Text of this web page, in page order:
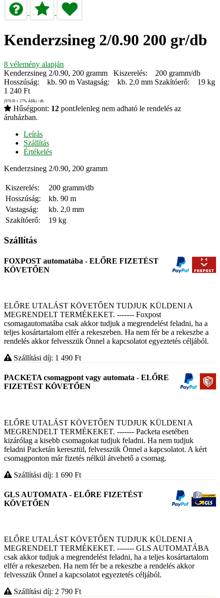
Kenderzsineg 2/0.90 200 gr/db
8 vélemény alapján
Kenderzsineg 2/0.90, 200 gramm Kiszerelés: 200 gramm/db
Hosszúság: kb. 90 m Vastagság: kb. 2,0 mm Szakítóerő: 19 kg
1 240 Ft
(976 Ft + 27% ÁFA) / db
Hűségpont: 12 pontJelenleg nem adható le rendelés az
áruházban.
Leírás
Szállítás
Értékelés
Kenderzsineg 2/0.90, 200 gramm
Kiszerelés:
200 gramm/db
Hosszúság:
kb. 90 m
Vastagság:
kb. 2,0 mm
Szakítóerő:
19 kg
Szállítás
FOXPOST automatába - ELŐRE FIZETÉST
KÖVETŐEN
ELŐRE UTALÁST KÖVETŐEN TUDJUK KÜLDENI A
MEGRENDELT TERMÉKEKET. ------- Foxpost
csomagautomatába csak akkor tudjuk a megrendelést feladni, ha a
teljes kosártartalom elfér a rekeszeben. Ha nem fér be a rekeszbe a
rendelés akkor felvesszük Önnel a kapcsolatot egyeztetés céljából.
Szállítási díj: 1 490 Ft
PACKETA csomagpont vagy automata - ELŐRE
FIZETÉST KÖVETŐEN
ELŐRE UTALÁST KÖVETŐEN TUDJUK KÜLDENI A
MEGRENDELT TERMÉKEKET. ------- Packeta esetében
kizárólag a kisebb csomagokat tudjuk feladni. Ha nem tudjuk
feladni Packetán keresztül, felvesszük Önnel a kapcsolatot. A kért
csomagponton már fizetés nélkül átvehető a csomag.
Szállítási díj: 1 690 Ft
GLS AUTOMATA - ELŐRE FIZETÉST
KÖVETŐEN
ELŐRE UTALÁST KÖVETŐEN TUDJUK KÜLDENI A
MEGRENDELT TERMÉKEKET. ------- GLS AUTOMATÁBA
csak akkor tudjuk a megrendelést feladni, ha a teljes kosártartalom
elfér a rekeszeben. Ha nem fér be a rekeszbe a rendelés akkor
felvesszük Önnel a kapcsolatot egyeztetés céljából.
Szállítási díj: 2 790 Ft